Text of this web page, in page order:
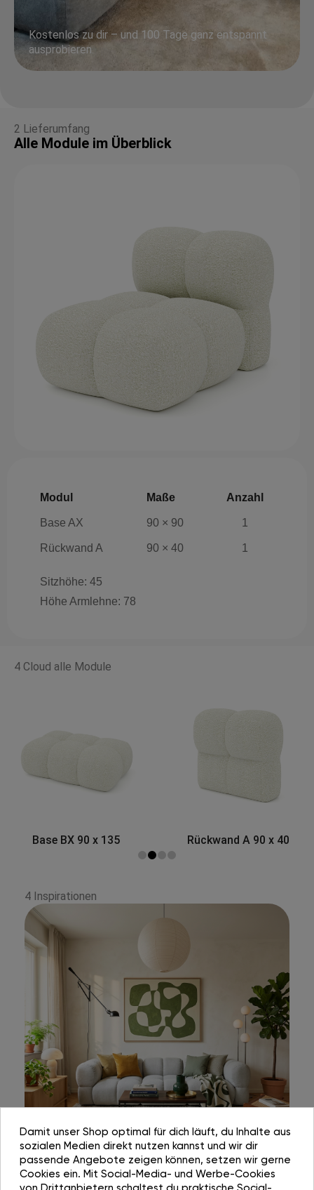
Kostenlos zu dir – und 100 Tage ganz entspannt
ausprobieren.
2 Lieferumfang
Alle Module im Überblick
Modul Maße Anzahl
Base AX 90 × 90 1
Rückwand A 90 × 40 1
Sitzhöhe: 45
Höhe Armlehne: 78
4 Cloud alle Module
Rückwand A 90 x 40 Eckmodul A 120 x 120
4 Inspirationen
Damit unser Shop optimal für dich läuft, du Inhalte aus
sozialen Medien direkt nutzen kannst und wir dir
passende Angebote zeigen können, setzen wir gerne
Cookies ein. Mit Social-Media- und Werbe-Cookies